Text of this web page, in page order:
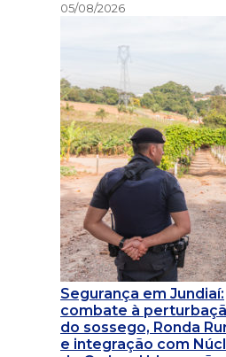
05/08/2026
Segurança em Jundiaí:
combate à
do sossego, Ronda
e integração com